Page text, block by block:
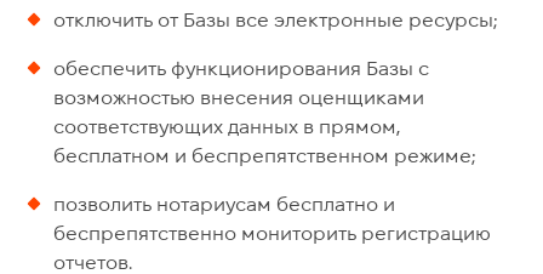
отключить от Базы все электронные ресурсы;
обеспечить функционирования Базы с
возможностью внесения оценщиками
соответствующих данных в прямом,
бесплатном и беспрепятственном режиме;
позволить нотариусам бесплатно и
беспрепятственно мониторить регистрацию
отчетов.